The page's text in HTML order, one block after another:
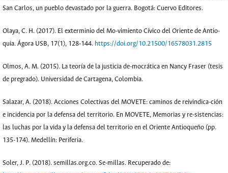
San Carlos, un pueblo devastado por la guerra. Bogotá: Cuervo Editores.
Olaya, C. H. (2017). El exterminio del Mo-vimiento Cívico del Oriente de Antio-
quia. Ágora USB, 17(1), 128-144. https://doi.org/10.21500/16578031.2815
Olmos, A. M. (2015). La teoría de la justicia de-mocrática en Nancy Fraser (tesis
de pregrado). Universidad de Cartagena, Colombia.
Salazar, A. (2018). Acciones Colectivas del MOVETE: caminos de reivindica-ción
e incidencia por la defensa del territorio. En MOVETE, Memorias y re-sistencias:
las luchas por la vida y la defensa del territorio en el Oriente Antioqueño (pp.
135-174). Medellín: Periferia.
Soler, J. P. (2018). semillas.org.co. Se-millas. Recuperado de: